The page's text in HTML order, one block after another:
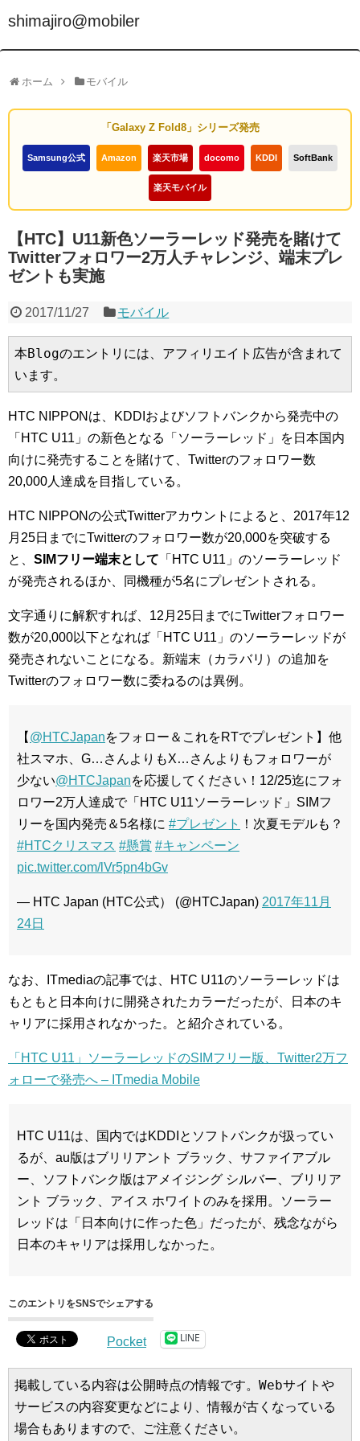
shimajiro@mobiler
ホーム モバイル
「Galaxy Z Fold8」シリーズ発売
Samsung公式 Amazon 楽天市場 docomo KDDI SoftBank
楽天モバイル
【HTC】U11新色ソーラーレッド発売を賭けて
Twitterフォロワー2万人チャレンジ、端末プレ
ゼントも実施
2017/11/27 モバイル
本Blogのエントリには、アフィリエイト広告が含まれて
います。
HTC NIPPONは、KDDIおよびソフトバンクから発売中の
「HTC U11」の新色となる「ソーラーレッド」を日本国内
向けに発売することを賭けて、Twitterのフォロワー数
20,000人達成を目指している。
HTC NIPPONの公式Twitterアカウントによると、2017年12
月25日までにTwitterのフォロワー数が20,000を突破する
と、 SIMフリー端末として 「HTC U11」のソーラーレッド
が発売されるほか、同機種が5名にプレゼントされる。
文字通りに解釈すれば、12月25日までにTwitterフォロワー
数が20,000以下となれば「HTC U11」のソーラーレッドが
発売されないことになる。新端末（カラバリ）の追加を
Twitterのフォロワー数に委ねるのは異例。
【 @HTCJapanをフォロー＆これをRTでプレゼント】他
社スマホ、G…さんよりもX…さんよりもフォロワーが
少ない@HTCJapanを応援してください！12/25迄にフォ
ロワー2万人達成で「HTC U11ソーラーレッド」SIMフ
リーを国内発売＆5名様に #プレゼント
！次夏モデルも？
#HTCクリスマス #懸賞 #キャンペーン
pic.twitter.com/lVr5pn4bGv
— HTC Japan (HTC公式） (@HTCJapan) 2017年11月
24日
なお、ITmediaの記事では、HTC U11のソーラーレッドは
もともと日本向けに開発されたカラーだったが、日本のキ
ャリアに採用されなかった。と紹介されている。
「HTC U11」ソーラーレッドのSIMフリー版、Twitter2万フ
ォローで発売へ – ITmedia Mobile
HTC U11は、国内ではKDDIとソフトバンクが扱ってい
るが、au版はブリリアント ブラック、サファイアブル
ー、ソフトバンク版はアメイジング シルバー、ブリリア
ント ブラック、アイス ホワイトのみを採用。ソーラー
レッドは「日本向けに作った色」だったが、残念ながら
日本のキャリアは採用しなかった。
このエントリをSNSでシェアする
Pocket LINE
掲載している内容は公開時点の情報です。Webサイトや
サービスの内容変更などにより、情報が古くなっている
場合もありますので、ご注意ください。